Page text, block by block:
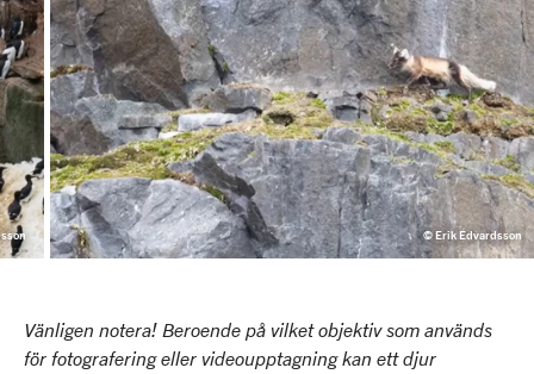
© Erik Edvardsson
Vänligen notera! Beroende på vilket objektiv som används
för fotografering eller videoupptagning kan ett djur